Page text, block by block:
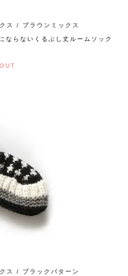
ス / ブラウンミックス
ならないくるぶし丈ルームソック
ス / ブラックパターン